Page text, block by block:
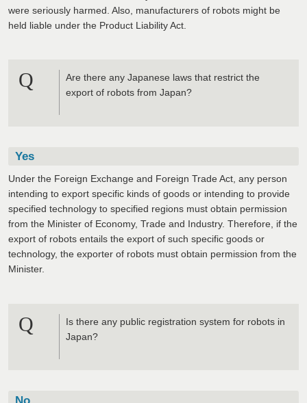
were seriously harmed. Also, manufacturers of robots might be
held liable under the Product Liability Act.
Q
Are there any Japanese laws that restrict the
export of robots from Japan?
Yes
Under the Foreign Exchange and Foreign Trade Act, any person
intending to export specific kinds of goods or intending to provide
specified technology to specified regions must obtain permission
from the Minister of Economy, Trade and Industry. Therefore, if the
export of robots entails the export of such specific goods or
technology, the exporter of robots must obtain permission from the
Minister.
Q
Is there any public registration system for robots in
Japan?
No